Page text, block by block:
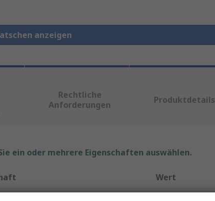
anzeigen
Rechtliche
Anforderungen
Produktdetails
ein oder mehrere Eigenschaften auswählen.
Wert